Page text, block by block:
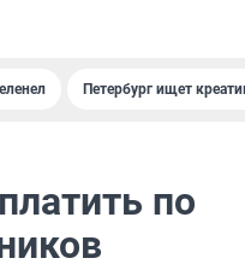
Петербург ищет
по